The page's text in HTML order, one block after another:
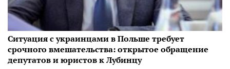
Ситуация с украинцами в Польше требует
срочного вмешательства: открытое обращение
депутатов и юристов к Лубинцу